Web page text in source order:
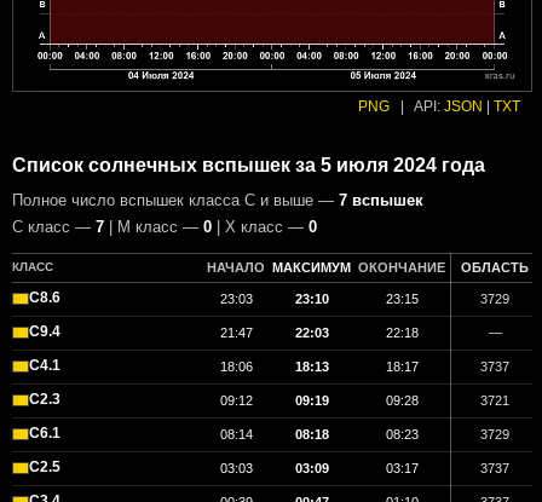
PNG API: JSON TXT
Список солнечных вспышек за 5 июля 2024 года
Полное число вспышек класса C и выше — 7 вспышек
С класс — 7 | М класс — 0 | X класс — 0
КЛАСС НАЧАЛО МАКСИМУМ ОКОНЧАНИЕ ОБЛАСТЬ
C8.6 23:03 23:10 23:15 3729
C9.4 21:47 22:03 22:18 —
C4.1 18:06 18:13 18:17 3737
C2.3 09:12 09:19 09:28 3721
C6.1 08:14 08:18 08:23 3729
C2.5 03:03 03:09 03:17 3737